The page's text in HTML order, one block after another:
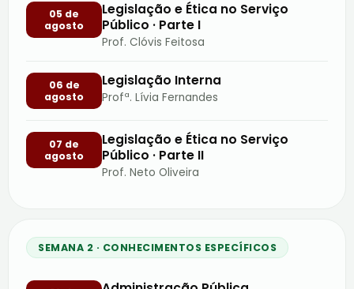
05 de
agosto
Legislação e Ética no Serviço
Público · Parte I
Prof. Clóvis Feitosa
06 de
agosto
Legislação Interna
Profª. Lívia Fernandes
07 de
agosto
Legislação e Ética no Serviço
Público · Parte II
Prof. Neto Oliveira
SEMANA 2 · CONHECIMENTOS ESPECÍFICOS